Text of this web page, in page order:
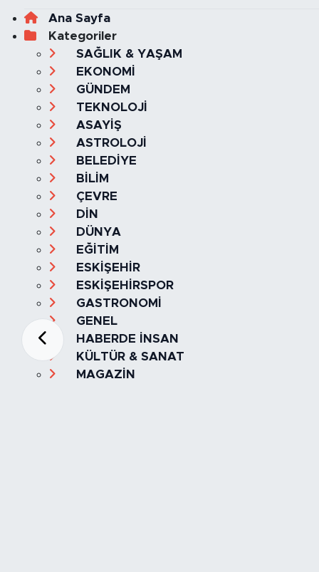
Ana Sayfa
Kategoriler
SAĞLIK & YAŞAM
EKONOMİ
GÜNDEM
TEKNOLOJİ
ASAYİŞ
ASTROLOJİ
BELEDİYE
BİLİM
ÇEVRE
DİN
DÜNYA
EĞİTİM
ESKİŞEHİR
ESKİŞEHİRSPOR
GASTRONOMİ
GENEL
HABERDE İNSAN
KÜLTÜR & SANAT
MAGAZİN